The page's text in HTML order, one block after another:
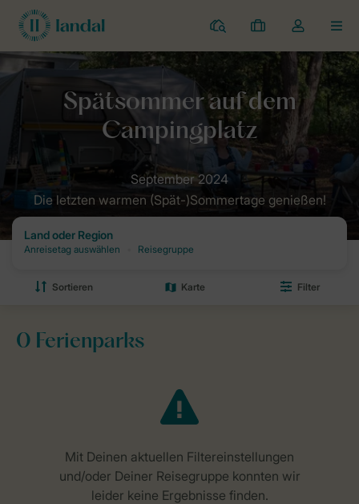
Campingplätze
Meine
Buchungen
Dropdown-
Menü
meines
Kontos
öffnen
Spätsommer auf dem Campingplatz
Die letzten warmen (Spät-)Sommertage genießen!